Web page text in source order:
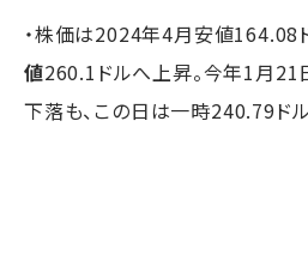
・株価は2024年4月安値164.08
値260.1ドルへ上昇。今年1月
下落も、この日は一時240.79ド